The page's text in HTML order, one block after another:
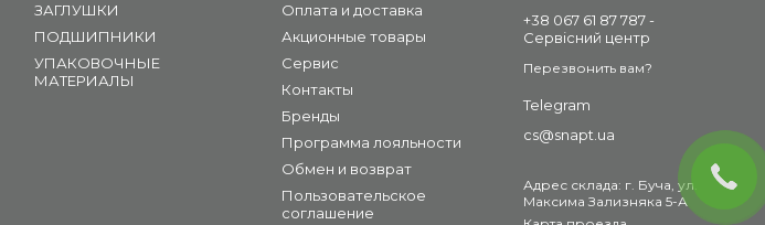
ЗАГЛУШКИ
ПОДШИПНИКИ
УПАКОВОЧНЫЕ
МАТЕРИАЛЫ
Оплата и доставка
Акционные товары
Сервис
Контакты
Бренды
Программа лояльности
Обмен и возврат
Пользовательское
соглашение
+38 067 61 87 787 -
Сервісний центр
Перезвонить вам?
Telegram
cs@snapt.ua
Адрес склада: г. Буча, ул.
Максима Зализняка 5-А